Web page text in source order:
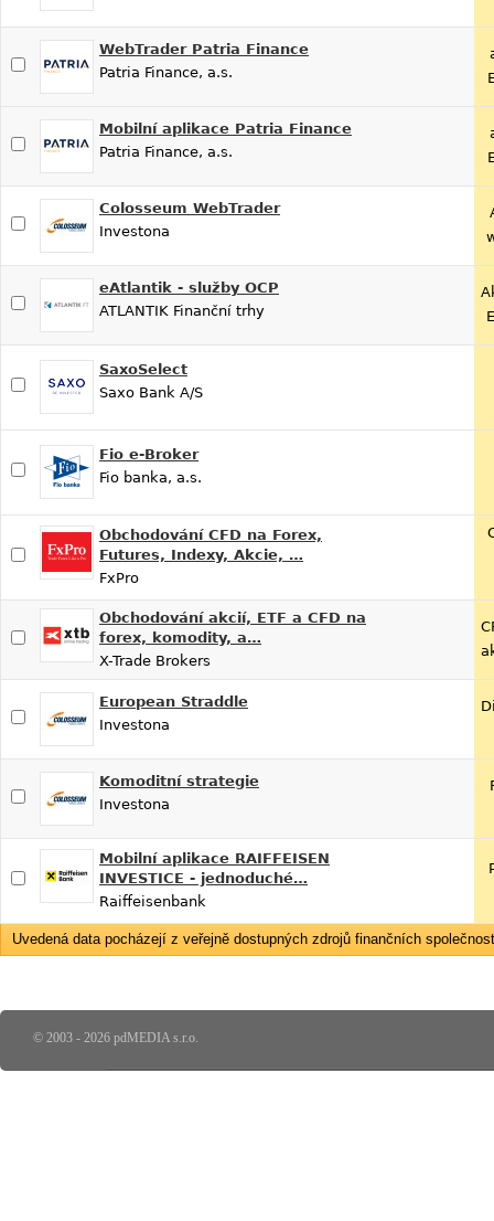
WebTrader Patria Finance
Patria Finance, a.s.
Mobilní aplikace Patria Finance
Patria Finance, a.s.
Colosseum WebTrader
Investona
eAtlantik - služby OCP
ATLANTIK Finanční trhy
SaxoSelect
Saxo Bank A/S
Fio e-Broker
Fio banka, a.s.
Obchodování CFD na Forex,
Futures, Indexy, Akcie, …
FxPro
Obchodování akcií, ETF a CFD na
forex, komodity, a…
X-Trade Brokers
European Straddle
Investona
Komoditní strategie
Investona
Mobilní aplikace RAIFFEISEN
INVESTICE - jednoduché…
Raiffeisenbank
Uvedená data pocházejí z veřejně dostupných zdrojů finančních
© 2003 - 2026 pdMEDIA s.r.o.